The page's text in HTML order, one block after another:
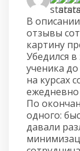
В
отзывы
картину
Убедился
ученика
на курсах
По
одного:
давали